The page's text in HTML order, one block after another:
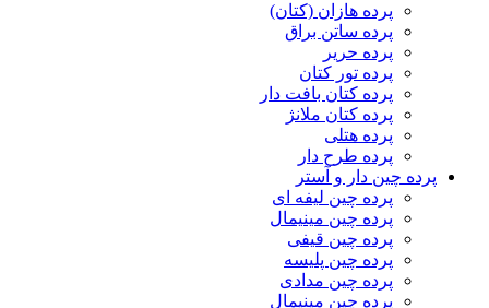
پرده هازان (کتان)
پرده ساتن براق
پرده حریر
پرده تور کتان
پرده کتان بافت دار
پرده کتان ملانژ
پرده هتلی
پرده طرح دار
پرده چین دار و آستر
پرده چین لیفه ای
پرده چین مینیمال
پرده چین قیفی
پرده چین پلیسه
پرده چین مدادی
پرده چین مینیمال